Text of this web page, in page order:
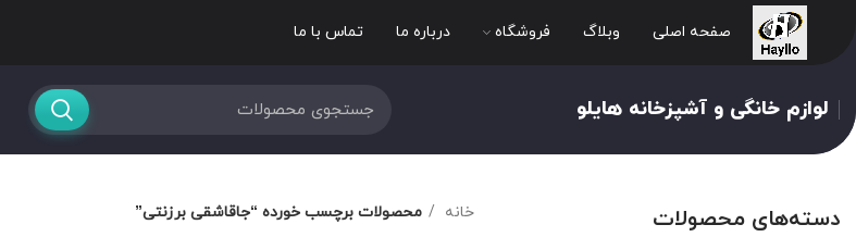
صفحه اصلی وبلاگ فروشگاه درباره ما تماس با ما
لوازم خانگی و آشپزخانه هایلو
دسته‌های محصولات خانه محصولات برچسب خورده “جاقاشقی برزنتی”